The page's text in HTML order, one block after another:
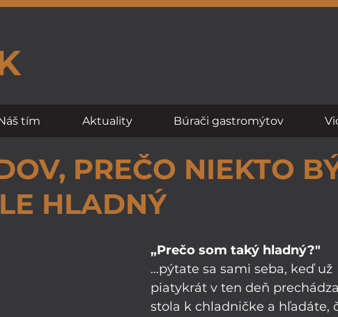
tím Aktuality Búrači gastromýtov
PREČO NIEKTO
HLADNÝ
„Prečo som taký hladný?"
...pýtate sa sami seba, keď už
piatykrát v ten deň
stola k chladničke a hľadáte,